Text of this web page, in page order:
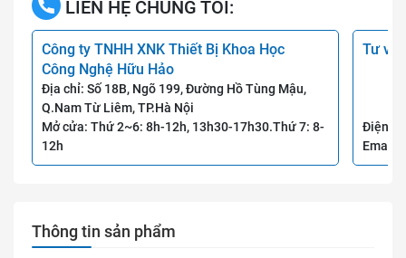
LIÊN HỆ CHÚNG TÔI:
Công ty TNHH XNK Thiết Bị Khoa Học
Công Nghệ Hữu Hảo
Địa chỉ: Số 18B, Ngõ 199, Đường Hồ Tùng Mậu,
Q.Nam Từ Liêm, TP.Hà Nội
Mở cửa: Thứ 2~6: 8h-12h, 13h30-17h30.Thứ 7: 8-
12h
Tư
Điện
Email:
Thông tin sản phẩm